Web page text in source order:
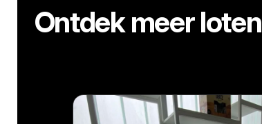
Ontdek meer loten